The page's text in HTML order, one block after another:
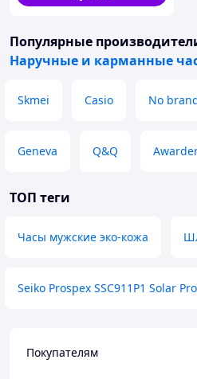
Популярные
Наручные и карманные
Skmei Casio No
Geneva Q&Q
ТОП теги
Часы мужские эко-кожа
Seiko Prospex SSC911P1 Solar
Покупателям